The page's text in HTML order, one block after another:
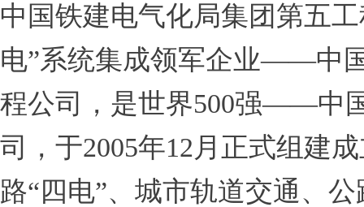
中国铁建电气化局集团第五
电”系统集成领军企业——中
程公司，是世界500强——中
司，于2005年12月正式组建
路“四电”、城市轨道交通、